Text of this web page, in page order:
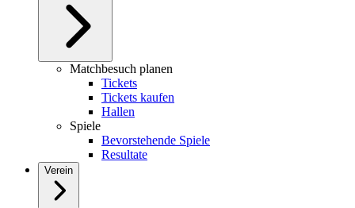
Matchbesuch planen
Tickets
Tickets kaufen
Hallen
Spiele
Bevorstehende Spiele
Resultate
Verein